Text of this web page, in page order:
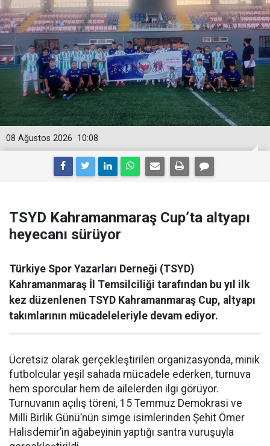
10:08
08 Ağustos 2026
TSYD Kahramanmaraş Cup’ta altyapı
heyecanı sürüyor
Türkiye Spor Yazarları Derneği (TSYD)
Kahramanmaraş İl Temsilciliği tarafından bu yıl ilk
kez düzenlenen TSYD Kahramanmaraş Cup, altyapı
takımlarının mücadeleleriyle devam ediyor.
Ücretsiz olarak gerçekleştirilen organizasyonda, minik
futbolcular yeşil sahada mücadele ederken, turnuva
hem sporcular hem de ailelerden ilgi görüyor.
Turnuvanın açılış töreni, 15 Temmuz Demokrasi ve
Milli Birlik Günü’nün simge isimlerinden Şehit Ömer
Halisdemir’in ağabeyinin yaptığı santra vuruşuyla